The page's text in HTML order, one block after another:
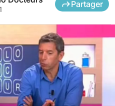
Partager